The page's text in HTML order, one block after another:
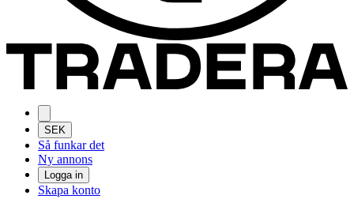
SEK
Så funkar det
Ny annons
Logga in
Skapa konto